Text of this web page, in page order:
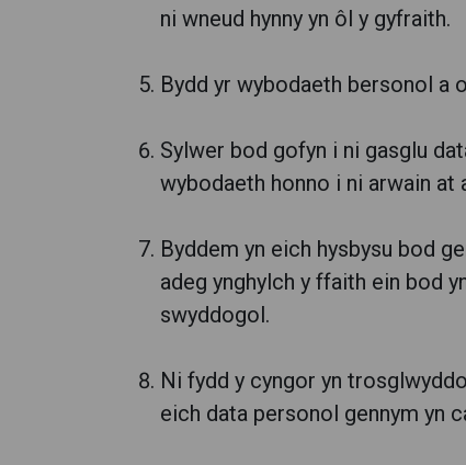
ni wneud hynny yn ôl y gyfraith.
Bydd yr wybodaeth bersonol a
Sylwer bod gofyn i ni gasglu
wybodaeth honno i ni arwain
Byddem yn eich hysbysu bod
adeg ynghylch y ffaith ein bod
swyddogol.
Ni fydd y cyngor yn
eich data personol gennym yn